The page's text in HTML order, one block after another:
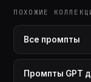
ПОХОЖИЕ
Все промпты
Промпты GPT